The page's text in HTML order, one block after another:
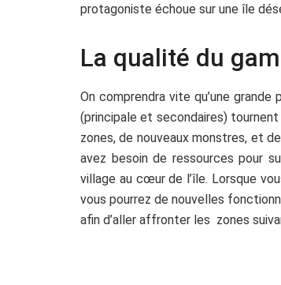
protagoniste échoue sur une île
La qualité du
On comprendra vite qu’une grande
(principale et secondaires)
zones, de nouveaux monstres, et
avez besoin de ressources pour
village au cœur de l’île. Lorsque
vous pourrez de nouvelles
afin d’aller affronter les zones